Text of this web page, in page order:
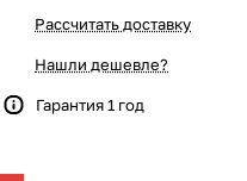
Рассчитать доставку
Нашли дешевле?
Гарантия 1 год